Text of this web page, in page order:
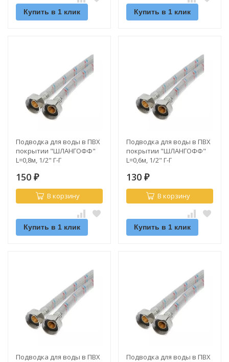
Купить в 1 клик Купить в 1 клик
Подводка для воды в ПВХ
покрытии "ШЛАНГОФФ"
L=0,8м, 1/2" Г-Г
150 ₽
В корзину
Купить в 1 клик
Подводка для воды в ПВХ
покрытии "ШЛАНГОФФ"
L=0,6м, 1/2" Г-Г
130 ₽
В корзину
Купить в 1 клик
Подводка для воды в ПВХ
Подводка для воды в ПВХ